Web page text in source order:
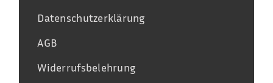
Datenschutzerklärung
AGB
Widerrufsbelehrung